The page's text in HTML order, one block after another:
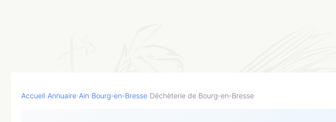
Accueil›Annuaire›Ain›Bourg-en-Bresse›Déchèterie de Bourg-en-Bresse